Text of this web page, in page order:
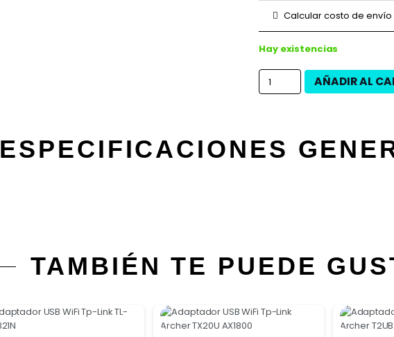
12 cuotas
9 cuotas
Calcular costo de envío
Hay existencias
AÑADIR AL
ESPECIFICACIONES
TAMBIÉN TE PUEDE